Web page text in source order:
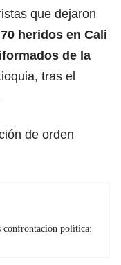
que dejaron
heridos en Cali
de la
tras el
de orden
confrontación política: